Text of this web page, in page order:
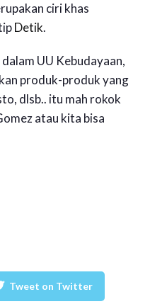
ciri khas
Detik.
UU Kebudayaan,
produk-produk yang
dlsb.. itu mah rokok
atau kita bisa
Tweet on Twitter